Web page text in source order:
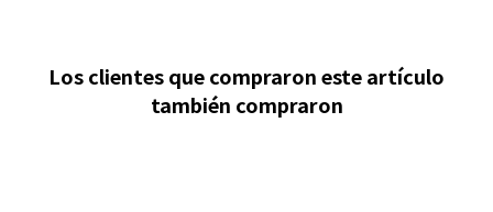
Los clientes que compraron este artículo
también compraron